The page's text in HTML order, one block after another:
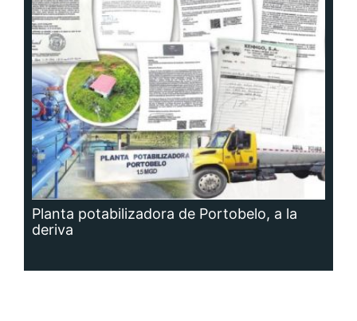
Planta potabilizadora de Portobelo, a la
deriva